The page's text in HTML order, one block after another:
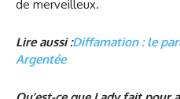
de merveilleux.
Lire aussi :Diffamation : le
Argentée